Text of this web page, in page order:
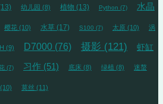
幼儿园 (8) 植物 (13) Python (7) 水晶
樱花 (10) 水草 (17) S100 (7) 太原 (10) 涡
(9) D7000 (76) 摄影 (121) 虾缸
(7) 习作 (51) 底床 (8) 绿植 (8) 迷螯
(10) 莫丝 (11)